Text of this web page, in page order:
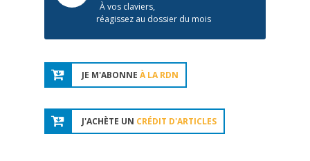
À vos claviers,
réagissez au dossier du mois
JE M'ABONNE À LA RDN
J'ACHÈTE UN CRÉDIT D'ARTICLES